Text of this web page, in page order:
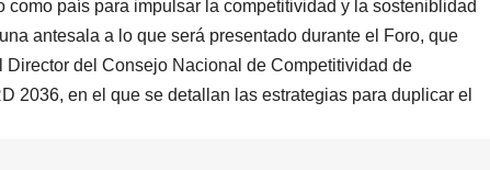
país para impulsar la competitividad y la sosteniblidad
antesala a lo que será presentado durante el Foro, que
del Consejo Nacional de Competitividad de
2036, en el que se detallan las estrategias para duplicar el